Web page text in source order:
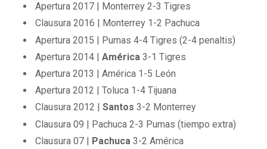
Apertura 2017 | Monterrey 2-3 Tigres
Clausura 2016 | Monterrey 1-2 Pachuca
Apertura 2015 | Pumas 4-4 Tigres (2-4 penaltis)
Apertura 2014 |América3-1 Tigres
Apertura 2013 | América 1-5 León
Apertura 2012 | Toluca 1-4 Tijuana
Clausura 2012 |Santos3-2 Monterrey
Clausura 09 | Pachuca 2-3 Pumas (tiempo extra)
Clausura 07 | Pachuca3-2 América